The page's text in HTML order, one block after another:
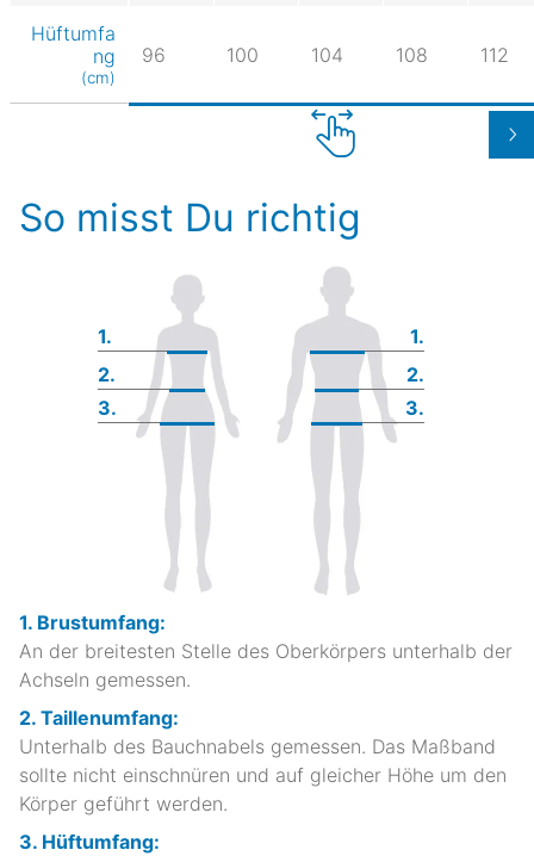
Hüftumfa
ng
(cm)
96 100 104 108 112
So misst Du richtig
1.
1.
2.
2.
3.
3.
1. Brustumfang:
An der breitesten Stelle des Oberkörpers unterhalb der
Achseln gemessen.
2. Taillenumfang:
Unterhalb des Bauchnabels gemessen. Das Maßband
sollte nicht einschnüren und auf gleicher Höhe um den
Körper geführt werden.
3. Hüftumfang: